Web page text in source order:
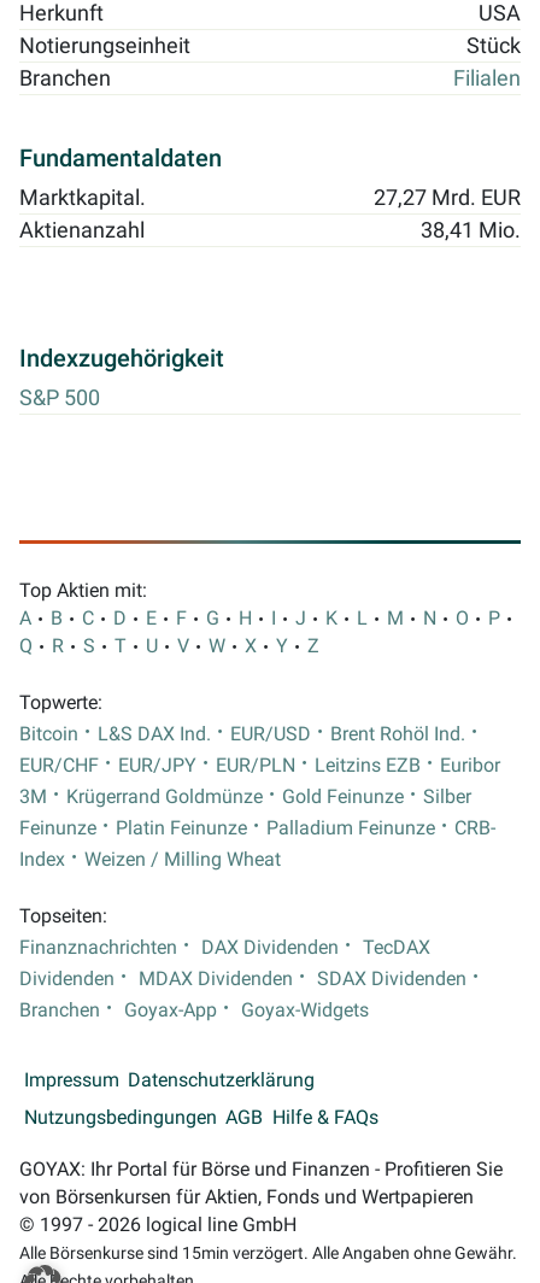
Herkunft
USA
Notierungseinheit
Stück
Branchen
Filialen
Fundamentaldaten
Marktkapital.
27,27 Mrd. EUR
Aktienanzahl
38,41 Mio.
Indexzugehörigkeit
S&P 500
Top Aktien mit:
A
B C D E F G H I J K L M N O
P
Q
R S T U V W X Y Z
Topwerte:
Bitcoin
L&S DAX Ind. EUR/USD
Brent Rohöl Ind.
EUR/CHF
EUR/JPY EUR/PLN Leitzins EZB
Euribor
3M
Krügerrand Goldmünze Gold Feinunze
Silber
Feinunze
Platin Feinunze Palladium Feinunze
CRB-
Index
Weizen / Milling Wheat
Topseiten:
Finanznachrichten
DAX Dividenden
TecDAX
Dividenden
MDAX Dividenden
SDAX Dividenden
Branchen
Goyax-App Goyax-Widgets
Impressum Datenschutzerklärung
Nutzungsbedingungen AGB Hilfe & FAQs
GOYAX: Ihr Portal für Börse und Finanzen - Profitieren Sie
von Börsenkursen für Aktien, Fonds und Wertpapieren
© 1997 - 2026 logical line GmbH
Alle Börsenkurse sind 15min verzögert. Alle Angaben ohne Gewähr.